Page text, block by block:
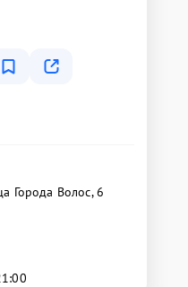
Города Волос, 6